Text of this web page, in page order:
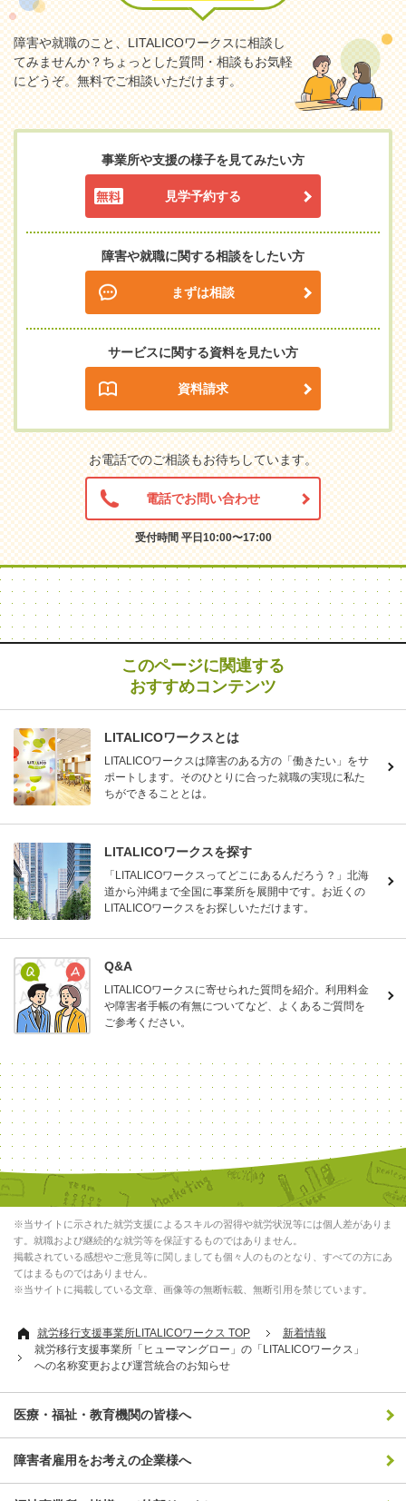
障害や就職のこと、LITALICOワークスに相談し
てみませんか？ちょっとした質問・相談もお気軽
にどうぞ。無料でご相談いただけます。
事業所や支援の様子を見てみたい方
見学予約する
障害や就職に関する相談をしたい方
まずは相談
サービスに関する資料を見たい方
資料請求
お電話でのご相談もお待ちしています。
電話でお問い合わせ
受付時間 平日10:00〜17:00
このページに関連する
おすすめコンテンツ
LITALICOワークスとは
LITALICOワークスは障害のある方の「働きたい」をサ
ポートします。そのひとりに合った就職の実現に私た
ちができることとは。
LITALICOワークスを探す
「LITALICOワークスってどこにあるんだろう？」北海
道から沖縄まで全国に事業所を展開中です。お近くの
LITALICOワークスをお探しいただけます。
Q&A
LITALICOワークスに寄せられた質問を紹介。利用料金
や障害者手帳の有無についてなど、よくあるご質問を
ご参考ください。
※当サイトに示された就労支援によるスキルの習得や就労状況等には個人差がありま
す。就職および継続的な就労等を保証するものではありません。
掲載されている感想やご意見等に関しましても個々人のものとなり、すべての方にあ
てはまるものではありません。
※当サイトに掲載している文章、画像等の無断転載、無断引用を禁じています。
就労移行支援事業所LITALICOワークス TOP
新着情報
就労移行支援事業所「ヒューマングロー」の「LITALICOワークス」
への名称変更および運営統合のお知らせ
医療・福祉・教育機関の皆様へ
障害者雇用をお考えの企業様へ